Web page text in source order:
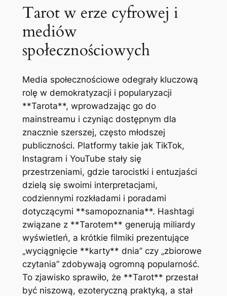
Tarot w erze cyfrowej i
mediów
społecznościowych
Media społecznościowe odegrały kluczową
rolę w demokratyzacji i popularyzacji
**Tarota**, wprowadzając go do
mainstreamu i czyniąc dostępnym dla
znacznie szerszej, często młodszej
publiczności. Platformy takie jak TikTok,
Instagram i YouTube stały się
przestrzeniami, gdzie tarocistki i entuzjaści
dzielą się swoimi interpretacjami,
codziennymi rozkładami i poradami
dotyczącymi **samopoznania**. Hashtagi
związane z **Tarotem** generują miliardy
wyświetleń, a krótkie filmiki prezentujące
„wyciągnięcie **karty** dnia” czy „zbiorowe
czytania” zdobywają ogromną popularność.
To zjawisko sprawiło, że **Tarot** przestał
być niszową, ezoteryczną praktyką, a stał